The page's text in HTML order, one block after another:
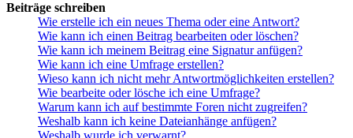
Beiträge schreiben
Wie erstelle ich ein neues Thema oder eine Antwort?
Wie kann ich einen Beitrag bearbeiten oder löschen?
Wie kann ich meinem Beitrag eine Signatur anfügen?
Wie kann ich eine Umfrage erstellen?
Wieso kann ich nicht mehr Antwortmöglichkeiten erstellen?
Wie bearbeite oder lösche ich eine Umfrage?
Warum kann ich auf bestimmte Foren nicht zugreifen?
Weshalb kann ich keine Dateianhänge anfügen?